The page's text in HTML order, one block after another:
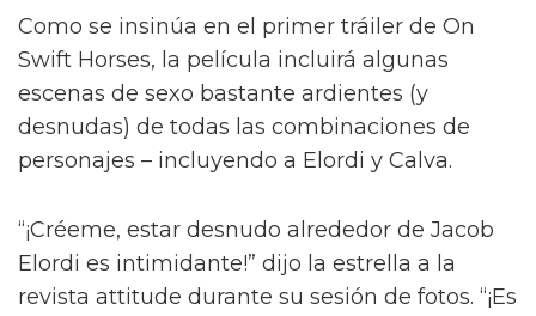
Como se insinúa en el primer tráiler de On
Swift Horses, la película incluirá algunas
escenas de sexo bastante ardientes (y
desnudas) de todas las combinaciones de
personajes – incluyendo a Elordi y Calva.
“¡Créeme, estar desnudo alrededor de Jacob
Elordi es intimidante!” dijo la estrella a la
revista attitude durante su sesión de fotos. “¡Es